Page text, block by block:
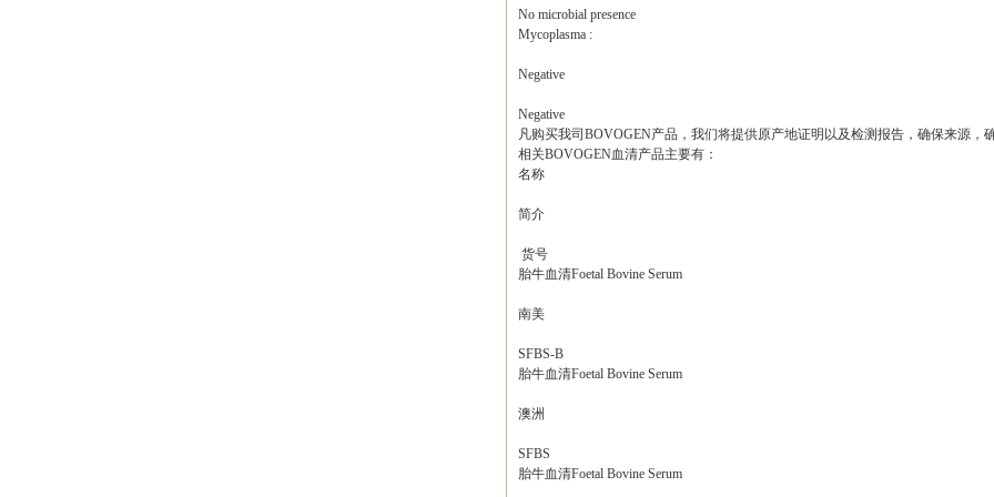
No microbial presence
Mycoplasma :
Negative
Negative
凡购买我司BOVOGEN产品，我们将提供原产地证明以及检测报告，确保来源，
相关BOVOGEN血清产品主要有：
名称
简介
货号
胎牛血清Foetal Bovine Serum
南美
SFBS-B
胎牛血清Foetal Bovine Serum
澳洲
SFBS
胎牛血清Foetal Bovine Serum